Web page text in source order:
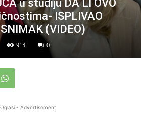
u studiju DA LI OVO
ISPLIVAO
(VIDEO)
913 0
Oglasi - Advertisement